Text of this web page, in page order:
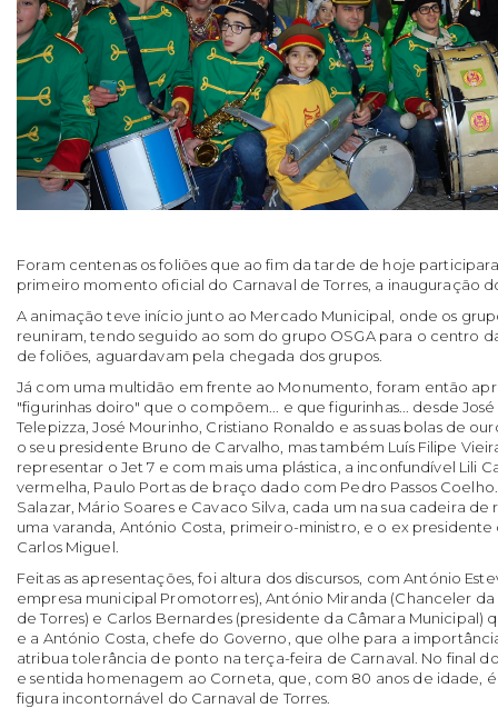
Foram centenas os foliões que ao fim da tarde de hoje
primeiro momento oficial do Carnaval de Torres, a inauguração
A animação teve início junto ao Mercado Municipal, onde os
reuniram, tendo seguido ao som do grupo OSGA para o centro
de foliões, aguardavam pela chegada dos grupos.
Já com uma multidão em frente ao Monumento, foram então
"figurinhas doiro" que o compõem... e que figurinhas... desde
Telepizza, José Mourinho, Cristiano Ronaldo e as suas bolas de
o seu presidente Bruno de Carvalho, mas também Luís Filipe
representar o Jet 7 e com mais uma plástica, a inconfundível Lili
vermelha, Paulo Portas de braço dado com Pedro Passos Coelho.
Salazar, Mário Soares e Cavaco Silva, cada um na sua cadeira
uma varanda, António Costa, primeiro-ministro, e o ex presidente
Carlos Miguel.
Feitas as apresentações, foi altura dos discursos, com António
empresa municipal Promotorres), António Miranda (Chanceler
de Torres) e Carlos Bernardes (presidente da Câmara Municipal)
e a António Costa, chefe do Governo, que olhe para a
atribua tolerância de ponto na terça-feira de Carnaval. No final do
e sentida homenagem ao Corneta, que, com 80 anos de idade,
figura incontornável do Carnaval de Torres.